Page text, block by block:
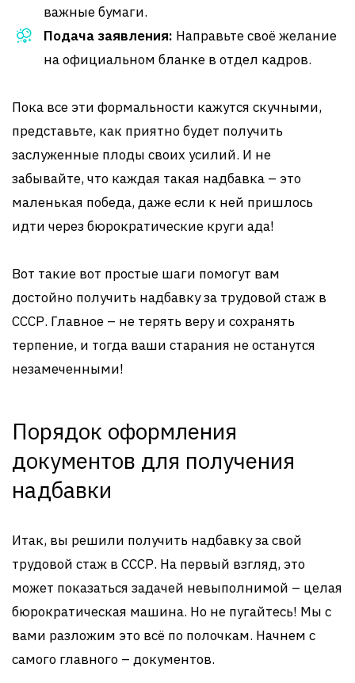
важные бумаги.
Подача заявления: Направьте своё желание
на официальном бланке в отдел кадров.
Пока все эти формальности кажутся скучными,
представьте, как приятно будет получить
заслуженные плоды своих усилий. И не
забывайте, что каждая такая надбавка – это
маленькая победа, даже если к ней пришлось
идти через бюрократические круги ада!
Вот такие вот простые шаги помогут вам
достойно получить надбавку за трудовой стаж в
СССР. Главное – не терять веру и сохранять
терпение, и тогда ваши старания не останутся
незамеченными!
Порядок оформления
документов для получения
надбавки
Итак, вы решили получить надбавку за свой
трудовой стаж в СССР. На первый взгляд, это
может показаться задачей невыполнимой – целая
бюрократическая машина. Но не пугайтесь! Мы с
вами разложим это всё по полочкам. Начнем с
самого главного – документов.